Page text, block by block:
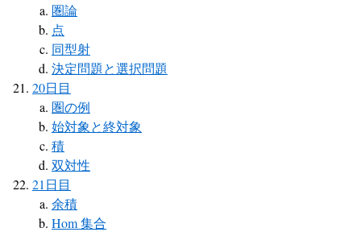
圏論
点
同型射
決定問題と選択問題
20日目
圏の例
始対象と終対象
積
双対性
21日目
余積
Hom 集合